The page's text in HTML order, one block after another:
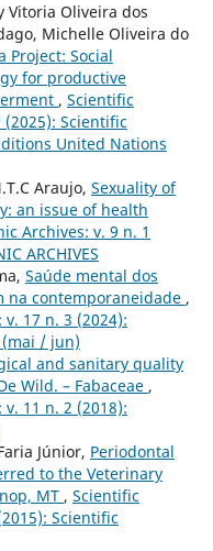
Vitoria Oliveira dos
Michelle Oliveira do
Project: Social
for productive
, Scientific
Scientific
United Nations
Araujo, Sexuality of
an issue of health
Archives: v. 9 n. 1
ARCHIVES
Saúde mental dos
na contemporaneidade ,
17 n. 3 (2024):
/ jun)
and sanitary quality
Wild. – Fabaceae ,
11 n. 2 (2018):
Júnior, Periodontal
to the Veterinary
MT , Scientific
Scientific